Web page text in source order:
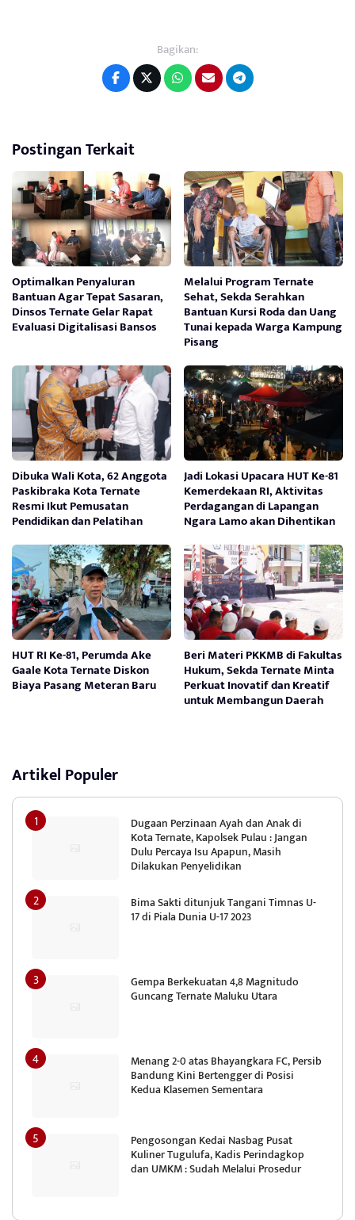
Bagikan:
Postingan Terkait
Optimalkan Penyaluran
Bantuan Agar Tepat Sasaran,
Dinsos Ternate Gelar Rapat
Evaluasi Digitalisasi Bansos
Melalui Program Ternate
Sehat, Sekda Serahkan
Bantuan Kursi Roda dan Uang
Tunai kepada Warga Kampung
Pisang
Dibuka Wali Kota, 62 Anggota
Paskibraka Kota Ternate
Resmi Ikut Pemusatan
Pendidikan dan Pelatihan
Jadi Lokasi Upacara HUT Ke-81
Kemerdekaan RI, Aktivitas
Perdagangan di Lapangan
Ngara Lamo akan Dihentikan
HUT RI Ke-81, Perumda Ake
Gaale Kota Ternate Diskon
Biaya Pasang Meteran Baru
Beri Materi PKKMB di Fakultas
Hukum, Sekda Ternate Minta
Perkuat Inovatif dan Kreatif
untuk Membangun Daerah
Artikel Populer
Dugaan Perzinaan Ayah dan Anak di
Kota Ternate, Kapolsek Pulau : Jangan
Dulu Percaya Isu Apapun, Masih
Dilakukan Penyelidikan
Bima Sakti ditunjuk Tangani Timnas U-
17 di Piala Dunia U-17 2023
Gempa Berkekuatan 4,8 Magnitudo
Guncang Ternate Maluku Utara
Menang 2-0 atas Bhayangkara FC, Persib
Bandung Kini Bertengger di Posisi
Kedua Klasemen Sementara
Pengosongan Kedai Nasbag Pusat
Kuliner Tugulufa, Kadis Perindagkop
dan UMKM : Sudah Melalui Prosedur